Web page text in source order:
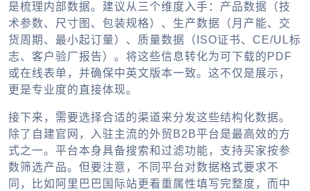
是梳理内部数据。建议从三个维度入手：产品数据（技
术参数、尺寸图、包装规格）、生产数据（月产能、交
货周期、最小起订量）、质量数据（ISO证书、CE/UL标
志、客户验厂报告）。将这些信息转化为可下载的PDF
或在线表单，并确保中英文版本一致。这不仅是展示，
更是专业度的直接体现。
接下来，需要选择合适的渠道来分发这些结构化数据。
除了自建官网，入驻主流的外贸B2B平台是最高效的方
式之一。平台本身具备搜索和过滤功能，支持买家按参
数筛选产品。但要注意，不同平台对数据格式要求不
同，比如阿里巴巴国际站更看重属性填写完整度，而中